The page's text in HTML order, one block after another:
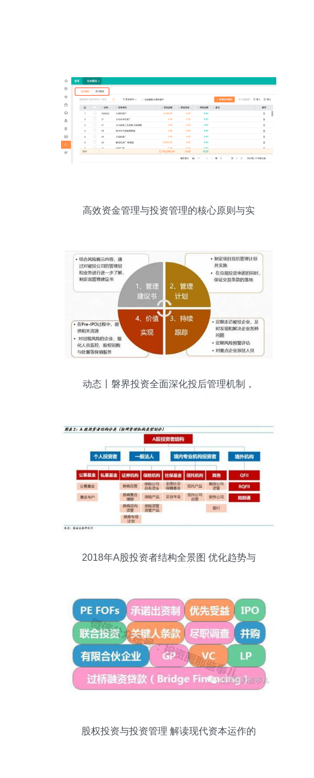
高效资金管理与投资管理的核心原则与实
动态丨磐界投资全面深化投后管理机制，
2018年A股投资者结构全景图 优化趋势与
股权投资与投资管理 解读现代资本运作的